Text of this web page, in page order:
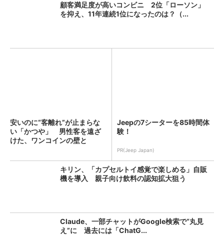
顧客満足度が高いコンビニ 2位「ローソン」
を抑え、11年連続1位になったのは？（...
安いのに“客離れ”が止まらな
い「かつや」 男性客を遠ざ
けた、ワンコインの壁と
Jeepの7シーターを85時間体
験！
PR(Jeep Japan)
キリン、「カプセルトイ感覚で楽しめる」自販
機を導入 親子向け飲料の認知拡大狙う
Claude、一部チャットがGoogle検索で“丸見
え”に 過去には「ChatG...